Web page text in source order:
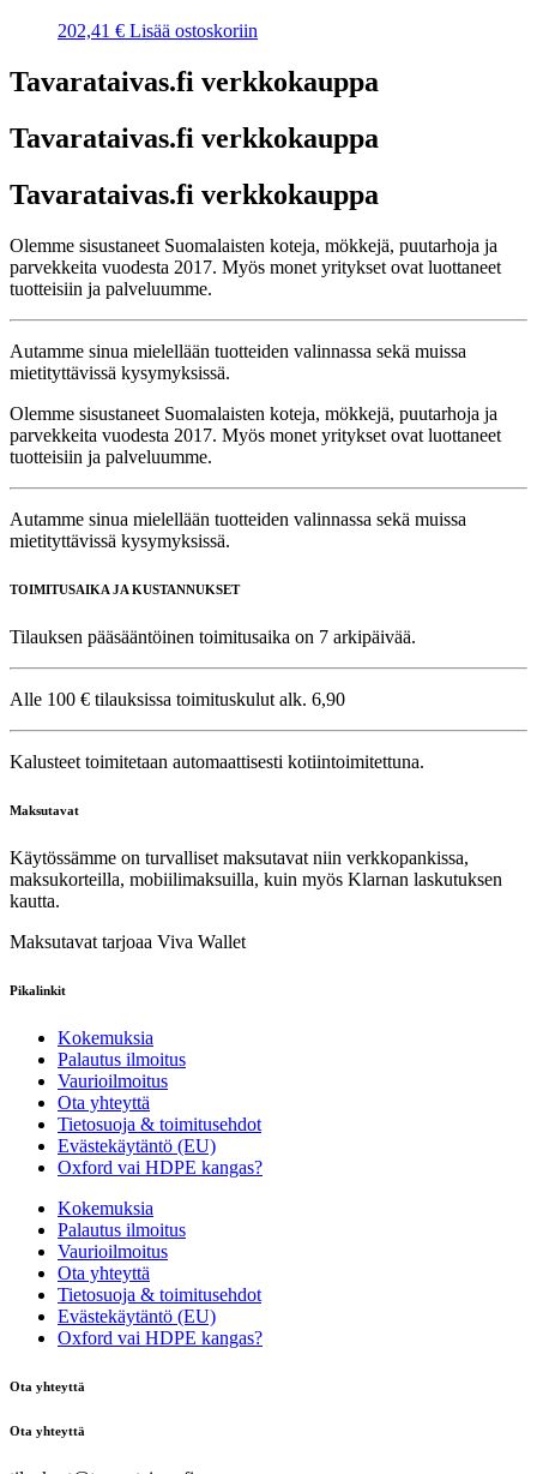
202,41 € Lisää ostoskoriin
Tavarataivas.fi verkkokauppa
Tavarataivas.fi verkkokauppa
Tavarataivas.fi verkkokauppa
Olemme sisustaneet Suomalaisten koteja, mökkejä, puutarhoja ja
parvekkeita vuodesta 2017. Myös monet yritykset ovat luottaneet
tuotteisiin ja palveluumme.
Autamme sinua mielellään tuotteiden valinnassa sekä muissa
mietityttävissä kysymyksissä.
Olemme sisustaneet Suomalaisten koteja, mökkejä, puutarhoja ja
parvekkeita vuodesta 2017. Myös monet yritykset ovat luottaneet
tuotteisiin ja palveluumme.
Autamme sinua mielellään tuotteiden valinnassa sekä muissa
mietityttävissä kysymyksissä.
TOIMITUSAIKA JA KUSTANNUKSET
Tilauksen pääsääntöinen toimitusaika on 7 arkipäivää.
Alle 100 € tilauksissa toimituskulut alk. 6,90
Kalusteet toimitetaan automaattisesti kotiintoimitettuna.
Maksutavat
Käytössämme on turvalliset maksutavat niin verkkopankissa,
maksukorteilla, mobiilimaksuilla, kuin myös Klarnan laskutuksen
kautta.
Maksutavat tarjoaa Viva Wallet
Pikalinkit
Kokemuksia
Palautus ilmoitus
Vaurioilmoitus
Ota yhteyttä
Tietosuoja & toimitusehdot
Evästekäytäntö (EU)
Oxford vai HDPE kangas?
Kokemuksia
Palautus ilmoitus
Vaurioilmoitus
Ota yhteyttä
Tietosuoja & toimitusehdot
Evästekäytäntö (EU)
Oxford vai HDPE kangas?
Ota yhteyttä
Ota yhteyttä